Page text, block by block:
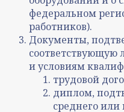
федеральном
работников).
Документы,
и условиям
трудовой
диплом,
среднего